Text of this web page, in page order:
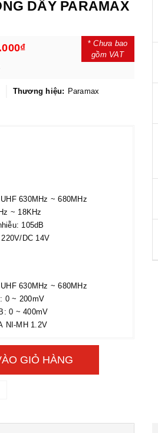
DÂY PARAMAX
*Chưa bao
gồm VAT
Thương hiệu: Paramax
630MHz ~ 680MHz
~ 18KHz
105dB
DC 14V
630MHz ~ 680MHz
0 ~ 200mV
0 ~ 400mV
NI-MH 1.2V
GIỎ HÀNG